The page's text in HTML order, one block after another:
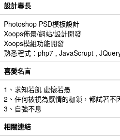
設計專長
Photoshop PSD模板設計
Xoops佈景/網站/設計開發
Xoops模組功能開發
熟悉程式：php7 , JavaScrupt ,
喜愛名言
1、求知若飢 虛懷若愚
2、任何被視為感情的枷鎖，都試著不
3、自強不息
相關連結